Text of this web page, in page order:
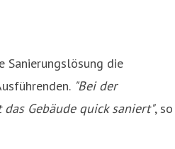
Sanierungslösung die
"Bei der
Gebäude quick saniert", so